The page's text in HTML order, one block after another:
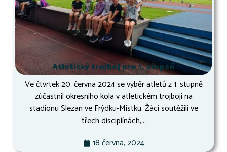
Atletický trojboj pro 1. stupeň
Ve čtvrtek 20. června 2024 se výběr atletů z 1. stupně
zúčastnil okresního kola v atletickém trojboji na
stadionu Slezan ve Frýdku-Místku. Žáci soutěžili ve
třech disciplínách,...
18 června, 2024